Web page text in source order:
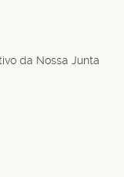
da Nossa Junta